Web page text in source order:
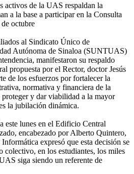
activos de la UAS respaldan la
a la base a participar en la Consulta
octubre
al Sindicato Único de
Autónoma de Sinaloa (SUNTUAS)
manifestaron su respaldo
propuesta por el Rector, doctor Jesús
de los esfuerzos por fortalecer la
normativa y financiera de la
y dar viabilidad a la mayor
la jubilación dinámica.
este lunes en el Edificio Central
encabezado por Alberto Quintero,
expresó que esta decisión se
colectivo, en los estudiantes, los miles
siga siendo un referente de